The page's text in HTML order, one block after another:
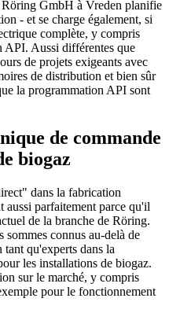
GmbH à Vreden planifie
- et se charge également, si
complète, y compris
API. Aussi différentes que
de projets exigeants avec
de distribution et bien sûr
la programmation API sont
de commande
biogaz
dans la fabrication
aussi parfaitement parce qu'il
de la branche de Röring.
connus au-delà de
qu'experts dans la
les installations de biogaz.
sur le marché, y compris
pour le fonctionnement